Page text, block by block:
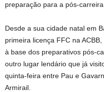
preparação para a pós-carreira.
Desde a sua cidade natal em
primeira licença FFC na
à base dos preparativos pós-
outro lugar lendário que já
quinta-feira entre Pau e
Armirail.